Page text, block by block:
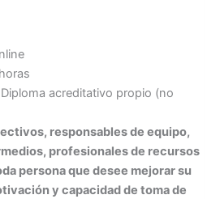
acreditativo propio (no
responsables de equipo,
profesionales de recursos
persona que desee mejorar su
y capacidad de toma de